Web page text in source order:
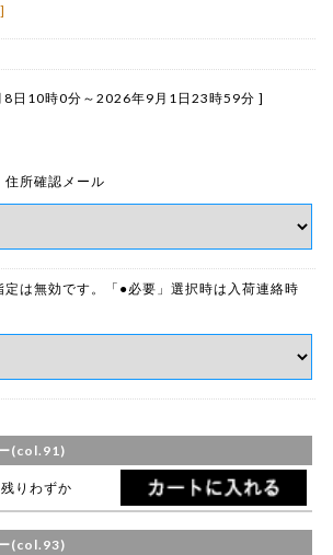
日10時0分 ～ 2026年9月1日23時59分 ]
住所確認メール
は無効です。「●必要」選択時は入荷連絡時
(col.91)
残りわずか
(col.93)